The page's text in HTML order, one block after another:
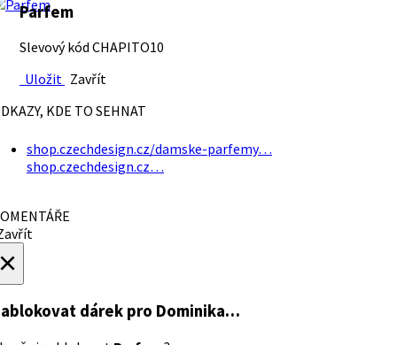
Parfem
Slevový kód CHAPITO10
Uložit Zavřít
KDE TO SEHNAT
shop.czechdesign.cz/damske-parfemy…
shop.czechdesign.cz…
dárek pro Dominika…